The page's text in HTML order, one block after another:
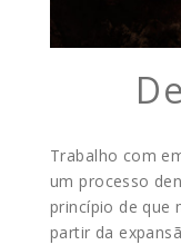
Trabalho com
um processo
princípio de que
partir da